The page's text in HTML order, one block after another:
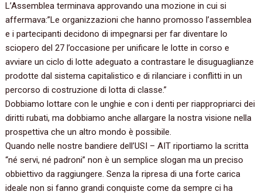
L’Assemblea terminava approvando una mozione in cui si
affermava:”Le organizzazioni che hanno promosso l’assemblea
e i partecipanti decidono di impegnarsi per far diventare lo
sciopero del 27 l’occasione per unificare le lotte in corso e
avviare un ciclo di lotte adeguato a contrastare le disuguaglianze
prodotte dal sistema capitalistico e di rilanciare i conflitti in un
percorso di costruzione di lotta di classe.”
Dobbiamo lottare con le unghie e con i denti per riappropriarci dei
diritti rubati, ma dobbiamo anche allargare la nostra visione nella
prospettiva che un altro mondo è possibile.
Quando nelle nostre bandiere dell’USI – AIT riportiamo la scritta
“né servi, né padroni” non è un semplice slogan ma un preciso
obbiettivo da raggiungere. Senza la ripresa di una forte carica
ideale non si fanno grandi conquiste come da sempre ci ha